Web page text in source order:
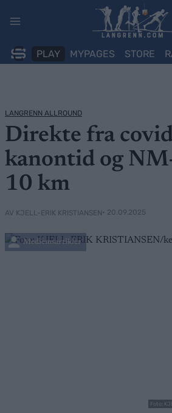
PLAY MYPAGES STORE
LANGRENN ALLROUND
Direkte fra
kanontid og
10 km
AV KJELL-ERIK KRISTIANSEN• 20.09.2025
Medlemsartikler
Foto: